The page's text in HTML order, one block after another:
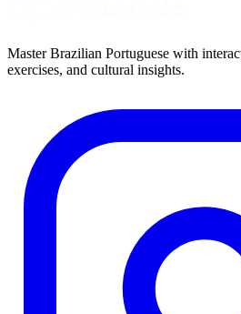
Master Brazilian Portuguese with
exercises, and cultural insights.